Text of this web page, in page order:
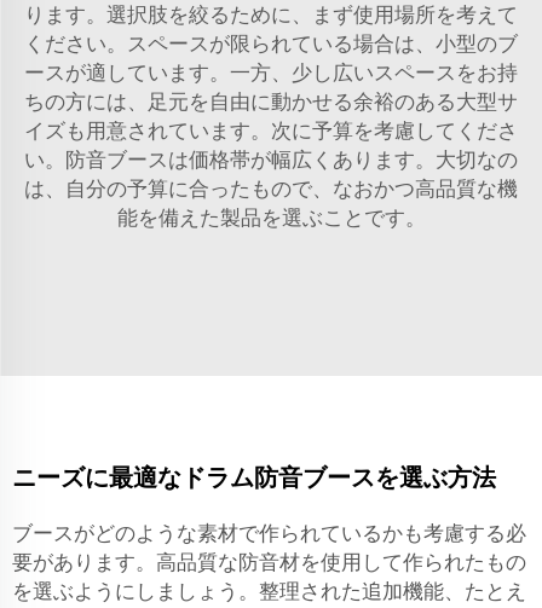
ります。選択肢を絞るために、まず使用場所を考えて
ください。スペースが限られている場合は、小型のブ
ースが適しています。一方、少し広いスペースをお持
ちの方には、足元を自由に動かせる余裕のある大型サ
イズも用意されています。次に予算を考慮してくださ
い。防音ブースは価格帯が幅広くあります。大切なの
は、自分の予算に合ったもので、なおかつ高品質な機
能を備えた製品を選ぶことです。
ニーズに最適なドラム防音ブースを選ぶ方法
ブースがどのような素材で作られているかも考慮する必
要があります。高品質な防音材を使用して作られたもの
を選ぶようにしましょう。整理された追加機能、たとえ